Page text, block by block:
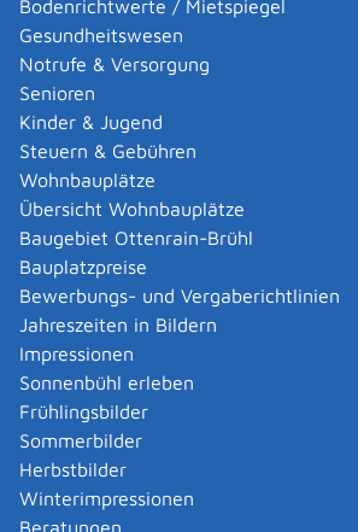
Bodenrichtwerte / Mietspiegel
Gesundheitswesen
Notrufe & Versorgung
Senioren
Kinder & Jugend
Steuern & Gebühren
Wohnbauplätze
Übersicht Wohnbauplätze
Baugebiet Ottenrain-Brühl
Bauplatzpreise
Bewerbungs- und Vergaberichtlinien
Jahreszeiten in Bildern
Impressionen
Sonnenbühl erleben
Frühlingsbilder
Sommerbilder
Herbstbilder
Winterimpressionen
Beratungen
Akademische Gesundheitsberufe
Weiterbildung beantragen
Akademische Grade, Titel und
anerkannten Spätaussiedlern -
beantragen
Akademische Grade, Titel und
ausländischen Hochschulen führen
Akteneinsicht in und außerhalb von
Verwaltungsverfahren beantragen
Allgemein bildende Schulen - zur
anmelden
Als berechtigte Person
(Halterauskunft) beantragen
Als Servicedienstleisterin oder
im Rahmen der
Altenpfleger, Arbeitserzieher,
Familienpfleger,
Heilpädagoge, Jugend- und